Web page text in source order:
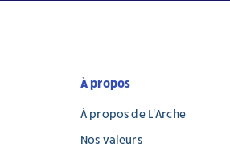
À propos
À propos de L’Arche
Nos valeurs